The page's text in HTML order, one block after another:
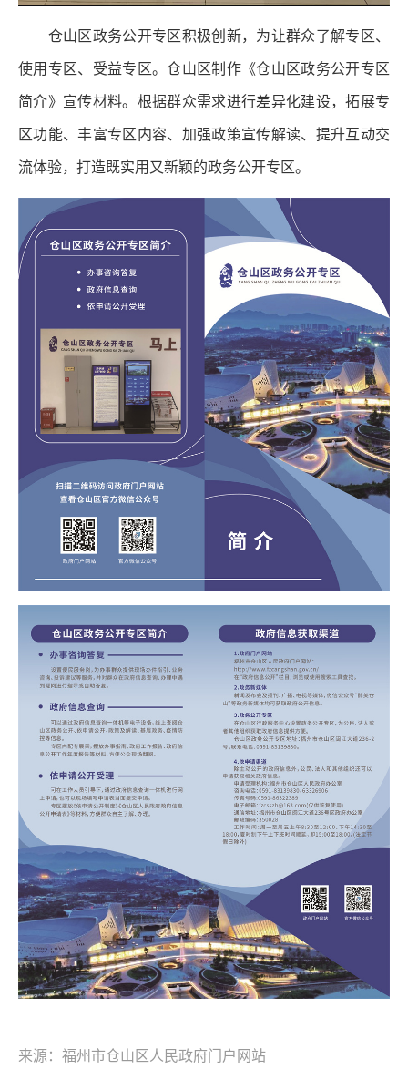
仓山区政务公开专区积极创新，为让群众了解专区、
使用专区、受益专区。仓山区制作《仓山区政务公开专区
简介》宣传材料。根据群众需求进行差异化建设，拓展专
区功能、丰富专区内容、加强政策宣传解读、提升互动交
流体验，打造既实用又新颖的政务公开专区。
来源：福州市仓山区人民政府门户网站